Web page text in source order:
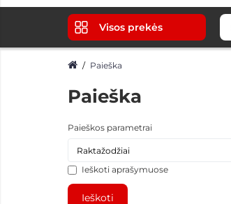
Visos prekės
Paieška
Paieška
Paieškos parametrai
Ieškoti aprašymuose